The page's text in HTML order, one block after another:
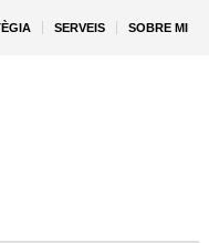
SERVEIS SOBRE MI